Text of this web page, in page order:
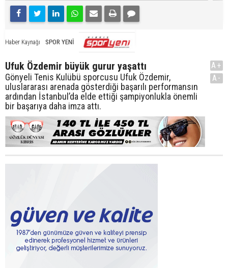
Haber Kaynağı SPOR YENİ
Ufuk Özdemir büyük gurur yaşattı
Gönyeli Tenis Kulübü sporcusu Ufuk Özdemir,
uluslararası arenada gösterdiği başarılı performansın
ardından İstanbul’da elde ettiği şampiyonlukla önemli
bir başarıya daha imza attı.
A+
A-